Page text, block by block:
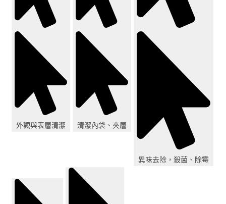
外觀與表層清潔 清潔內袋、夾層
異味去除，殺菌、除霉